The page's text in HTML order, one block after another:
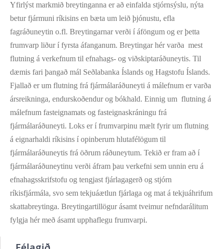
Yfirlýst markmið breytinganna er að einfalda stjórnsýslu, nýta
betur fjármuni ríkisins en bæta um leið þjónustu, efla
fagráðuneytin o.fl. Breytingarnar verði í áföngum og er þetta
frumvarp liður í fyrsta áfanganum. Breytingar hér varða mest
flutning á verkefnum til efnahags- og viðskiptaráðuneytis. Til
dæmis fari þangað mál Seðlabanka Íslands og Hagstofu Íslands.
Fjallað er um flutning frá fjármálaráðuneyti á málefnum er varða
ársreikninga, endurskoðendur og bókhald. Einnig um flutning á
málefnum fasteignamats og fasteignaskráningu frá
fjármálaráðuneyti. Loks er í frumvarpinu mælt fyrir um flutning
á eignarhaldi ríkisins í opinberum hlutafélögum til
fjármálaráðuneytis frá öðrum ráðuneytum. Tekið er fram að í
fjármálaráðuneytinu verði áfram þau verkefni sem unnin eru á
efnahagsskrifstofu og tengjast fjárlagagerð og stjórn
ríkisfjármála, svo sem tekjuáætlun fjárlaga og mat á tekjuáhrifum
skattabreytinga. Breytingartillögur ásamt tveimur nefndarálitum
fylgja hér með ásamt upphaflegu frumvarpi.